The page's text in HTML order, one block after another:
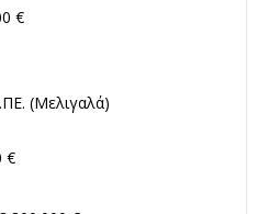
€
(Μελιγαλά)
€